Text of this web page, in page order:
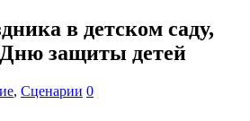
в детском саду,
защиты детей
, Сценарии 0